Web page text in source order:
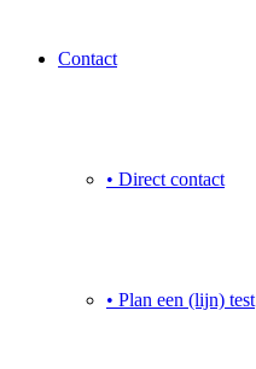
Contact
• Direct contact
• Plan een (lijn) test